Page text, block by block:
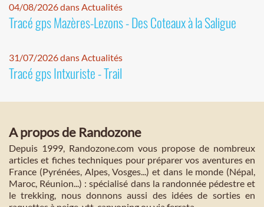
04/08/2026 dans Actualités
Tracé gps Mazères-Lezons - Des Coteaux à la Saligue
31/07/2026 dans Actualités
Tracé gps Intxuriste - Trail
A propos de Randozone
Depuis 1999, Randozone.com vous propose de nombreux
articles et fiches techniques pour préparer vos aventures en
France (Pyrénées, Alpes, Vosges...) et dans le monde (Népal,
Maroc, Réunion...) : spécialisé dans la randonnée pédestre et
le trekking, nous donnons aussi des idées de sorties en